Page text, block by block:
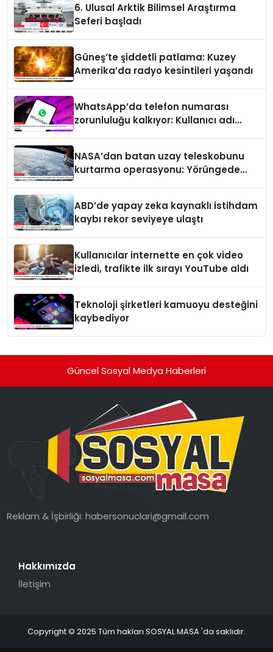
6. Ulusal Arktik Bilimsel Araştırma
Seferi başladı
Güneş’te şiddetli patlama: Kuzey
Amerika’da radyo kesintileri yaşandı
WhatsApp’da telefon numarası
zorunluluğu kalkıyor: Kullanıcı adı
NASA’dan batan uzay teleskobunu
kurtarma operasyonu: Yörüngede
ABD’de yapay zeka kaynaklı istihdam
kaybı rekor seviyeye ulaştı
Kullanıcılar internette en çok video
izledi, trafikte ilk sırayı YouTube aldı
Teknoloji şirketleri kamuoyu desteğini
kaybediyor
Güncel Sosyal Medya Haberleri
Reklam & İşbirliği:habersonuclari@gmail.com
Hakkımızda
İletişim
Copyright © 2025 Tüm hakları SOSYAL MASA 'da saklıdır.